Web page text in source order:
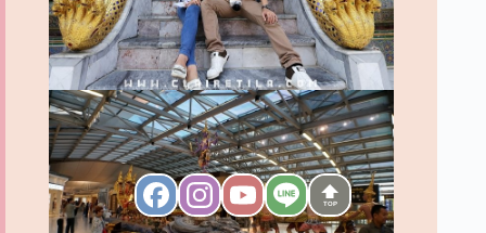
TOP